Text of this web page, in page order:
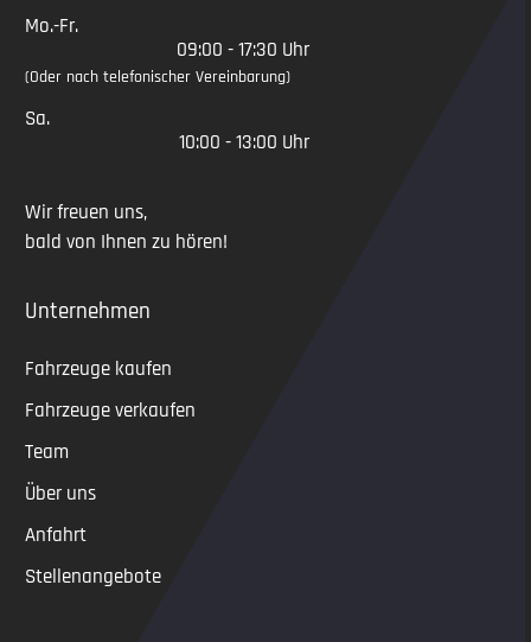
Mo.-Fr.
09:00 - 17:30 Uhr
(Oder nach telefonischer Vereinbarung)
Sa.
10:00 - 13:00 Uhr
Wir freuen uns,
bald von Ihnen zu hören!
Unternehmen
Fahrzeuge kaufen
Fahrzeuge verkaufen
Team
Über uns
Anfahrt
Stellenangebote